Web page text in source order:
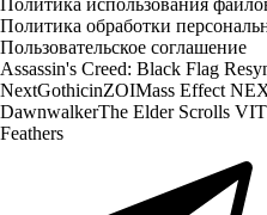
Политика использования
Политика обработки
Пользовательское соглашение
Assassin's Creed: Black Flag
NextGothicinZOIMass Effect
DawnwalkerThe Elder Scrolls VI
Feathers